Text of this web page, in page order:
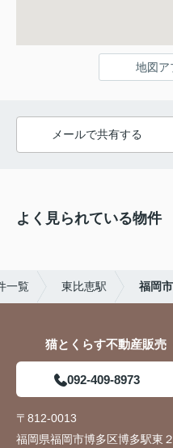
地図ア
メールで共有する
よく見られている物件
一覧 東比恵駅 福岡
猫とくらす不動産販売
092-409-8973
〒812-0013
福岡県福岡市博多区博多駅東